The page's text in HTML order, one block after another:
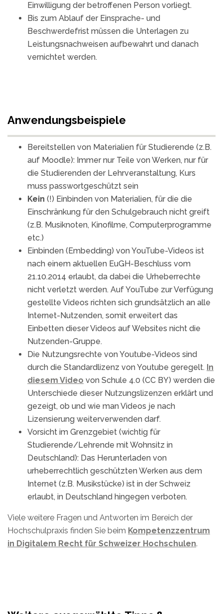
Einwilligung der betroffenen Person vorliegt.
Bis zum Ablauf der Einsprache- und
Beschwerdefrist müssen die Unterlagen zu
Leistungsnachweisen aufbewahrt und danach
vernichtet werden.
Anwendungsbeispiele
Bereitstellen von Materialien für Studierende (z.B.
auf Moodle): Immer nur Teile von Werken, nur für
die Studierenden der Lehrveranstaltung, Kurs
muss passwortgeschützt sein
Kein (!) Einbinden von Materialien, für die die
Einschränkung für den Schulgebrauch nicht greift
(z.B. Musiknoten, Kinofilme, Computerprogramme
etc.)
Einbinden (Embedding) von YouTube-Videos ist
nach einem aktuellen EuGH-Beschluss vom
21.10.2014 erlaubt, da dabei die Urheberrechte
nicht verletzt werden. Auf YouTube zur Verfügung
gestellte Videos richten sich grundsätzlich an alle
Internet-Nutzenden, somit erweitert das
Einbetten dieser Videos auf Websites nicht die
Nutzenden-Gruppe.
Die Nutzungsrechte von Youtube-Videos sind
durch die Standardlizenz von Youtube geregelt. In
diesem Video von Schule 4.0 (CC BY) werden die
Unterschiede dieser Nutzungslizenzen erklärt und
gezeigt, ob und wie man Videos je nach
Lizensierung weiterverwenden darf.
Vorsicht im Grenzgebiet (wichtig für
Studierende/Lehrende mit Wohnsitz in
Deutschland): Das Herunterladen von
urheberrechtlich geschützten Werken aus dem
Internet (z.B. Musikstücke) ist in der Schweiz
erlaubt, in Deutschland hingegen verboten.
Viele weitere Fragen und Antworten im Bereich der
Hochschulpraxis finden Sie beim Kompetenzzentrum
in Digitalem Recht für Schweizer Hochschulen.